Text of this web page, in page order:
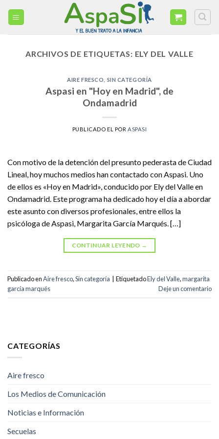
ARCHIVOS DE ETIQUETAS: ELY DEL VALLE
AIRE FRESCO SIN CATEGORÍA
Aspasi en "Hoy en Madrid", de
Ondamadrid
PUBLICADO EL POR ASPASI
Con motivo de la detención del presunto pederasta de Ciudad
Lineal, hoy muchos medios han contactado con Aspasi. Uno
de ellos es «Hoy en Madrid», conducido por Ely del Valle en
Ondamadrid. Este programa ha dedicado hoy el día a abordar
este asunto con diversos profesionales, entre ellos la
psicóloga de Aspasi, Margarita García Marqués. […]
CONTINUAR LEYENDO →
Publicado enAire fresco,Sin categoría EtiquetadoEly del Valle,margarita
garcía marqués
Deje un comentario
CATEGORÍAS
Aire fresco
Los Medios de Comunicación
Noticias e Información
Secuelas